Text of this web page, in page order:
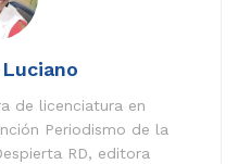
de licenciatura en
Periodismo de la
RD, editora